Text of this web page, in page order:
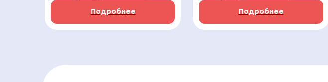
цен:
440 ₽
200 ₽
Подробнее
цен:
4
Подробнее